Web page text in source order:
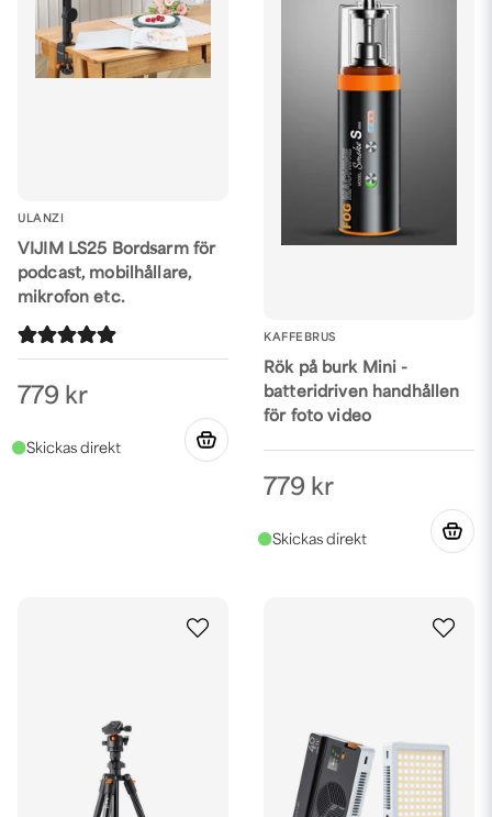
ULANZI
VIJIM LS25 Bordsarm för
podcast, mobilhållare,
mikrofon etc.
779 kr
KAFFEBRUS
Rök på burk Mini -
batteridriven handhållen
för foto video
779 kr